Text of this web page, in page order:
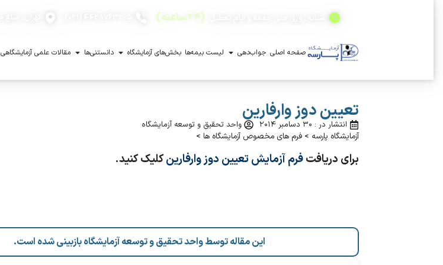
(۲۴ ساعته)
صفحه اصلی جواب‌دهی لیست بیمه‌ها بخش‌های آزمایشگاه دانستنی‌ها مقالات علمی آزمایشگاهی
تعیین دوز وارفارین
انتشار در : ۳۰ دسامبر ۲۰۱۴ واحد تحقیق و توسعه آزمایشگاه
آزمایشگاه پارسه > فرم های مخصوص آزمایشگاه ها >
برای دریافتفرم آزمایش تعیین دوز وارفارینکلیک کنید.
این مقاله توسط واحد تحقیق و توسعه آزمایشگاه بازبینی شده است.